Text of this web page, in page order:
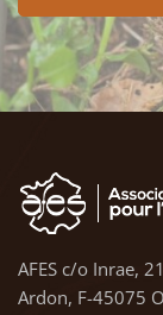
AFES c/o Inrae,
Ardon, F-45075